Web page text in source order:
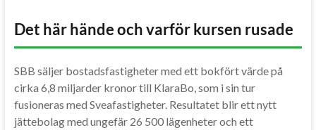
Det här hände och varför kursen rusade
SBB säljer bostadsfastigheter med ett bokfört värde på
cirka 6,8 miljarder kronor till KlaraBo, som i sin tur
fusioneras med Sveafastigheter. Resultatet blir ett nytt
jättebolag med ungefär 26 500 lägenheter och ett